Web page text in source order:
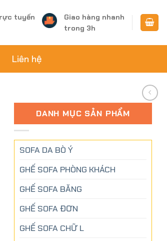
tuyến
Giao hàng nhanh
trong 3h
Liên hệ
DANH MỤC SẢN PHẨM
SOFA DA BÒ Ý
GHẾ SOFA PHÒNG KHÁCH
GHẾ SOFA BĂNG
GHẾ SOFA ĐƠN
GHẾ SOFA CHỮ L